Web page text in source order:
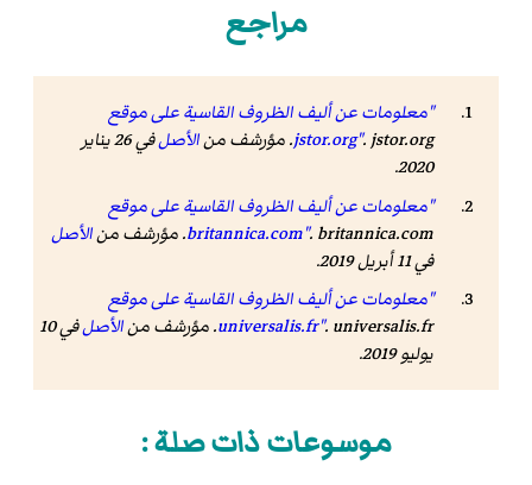
مراجع
"معلومات عن أليف الظروف القاسية على موقع
jstor.org". jstor.org. مؤرشف من الأصل
في 26 يناير
2020.
"معلومات عن أليف الظروف القاسية على موقع
britannica.com". britannica.com. مؤرشف من
الأصل
في 11 أبريل 2019.
"معلومات عن أليف الظروف القاسية على موقع
universalis.fr". universalis.fr. مؤرشف من الأصل
في 10
يوليو 2019.
موسوعات ذات صلة :